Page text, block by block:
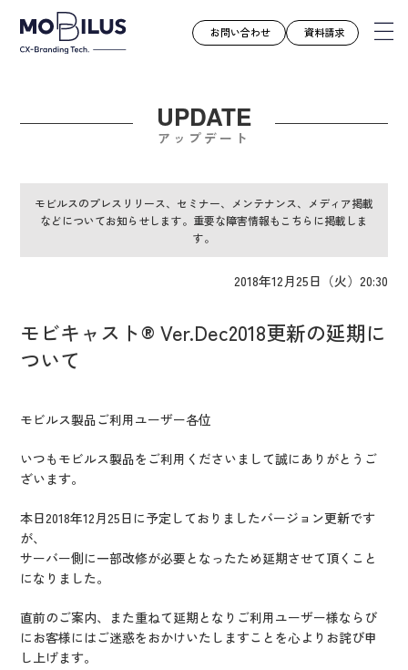
モビルスとは
導入事例
ユースケース
お知らせ
お役立ち資料
会社案内
IR情報
CX向上情報サイト
お問い合わせ 資料請求
UPDATE
アップデート
モビルスのプレスリリース、セミナー、メンテナンス、メディア掲載
などについてお知らせします。重要な障害情報もこちらに掲載しま
す。
2018年12月25日（火）20:30
モビキャスト® Ver.Dec2018更新の延期に
ついて
モビルス製品ご利用ユーザー各位
いつもモビルス製品をご利用くださいまして誠にありがとうご
ざいます。
本日2018年12月25日に予定しておりましたバージョン更新です
が、
サーバー側に一部改修が必要となったため延期させて頂くこと
になりました。
直前のご案内、また重ねて延期となりご利用ユーザー様ならび
にお客様にはご迷惑をおかけいたしますことを心よりお詫び申
し上げます。